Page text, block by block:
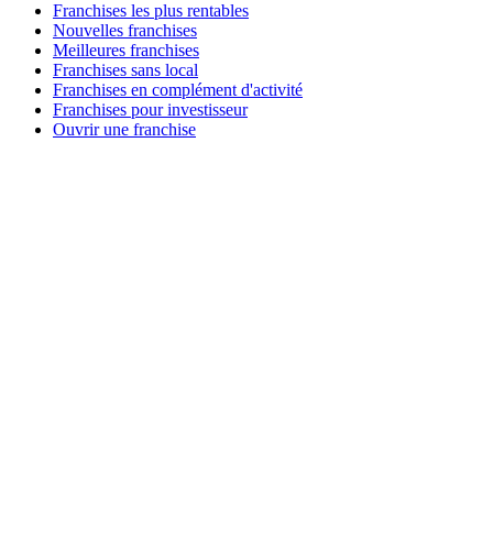
Franchises les plus rentables
Nouvelles franchises
Meilleures franchises
Franchises sans local
Franchises en complément d'activité
Franchises pour investisseur
Ouvrir une franchise